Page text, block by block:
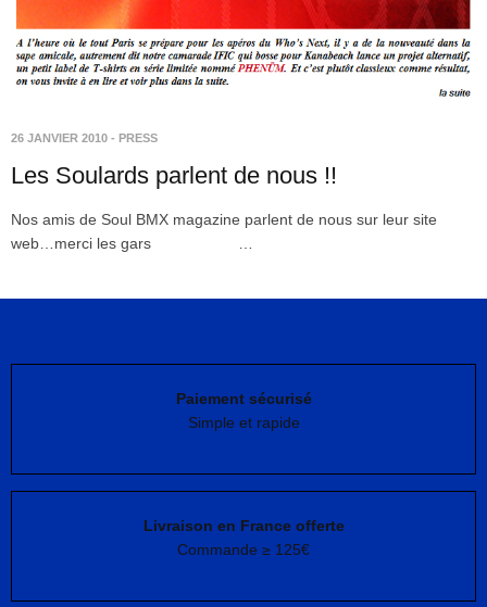
26 JANVIER 2010 - PRESS
Les Soulards parlent de nous !!
Nos amis de Soul BMX magazine parlent de nous sur leur site
web…merci les gars …
Paiement sécurisé
Simple et rapide
Livraison en France offerte
Commande ≥ 125€